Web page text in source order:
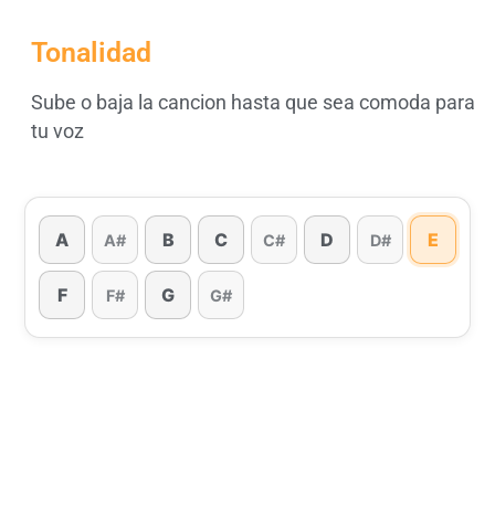
Tonalidad
Sube o baja la cancion hasta que sea comoda para
tu voz
A A# B C C# D D# E
F F# G G#